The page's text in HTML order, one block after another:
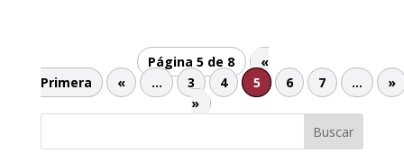
Página 5 de 8
«
Primera
« ... 3 4 5 6 7 ...
»
»
Buscar